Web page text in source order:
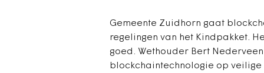
Gemeente Zuidhorn gaat
regelingen van het Kindpakket.
goed. Wethouder Bert
blockchaintechnologie op